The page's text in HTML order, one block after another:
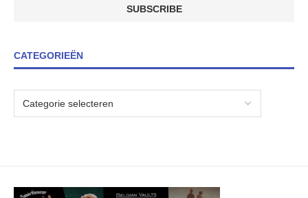
CATEGORIEËN